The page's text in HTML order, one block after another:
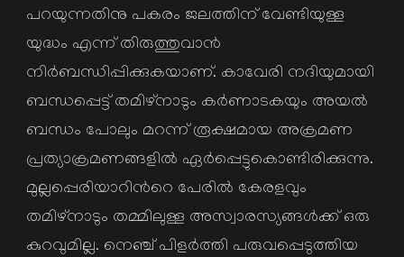
പറയുന്നതിനു പകരം ജലത്തിന് വേണ്ടിയുള്ള
യുദ്ധം എന്ന് തിരുത്തുവാന്‍
നിര്‍ബന്ധിപ്പിക്കുകയാണ്. കാവേരി നദിയുമായി
ബന്ധപ്പെട്ട് തമിഴ്നാടും കര്‍ണാടകയും അയല്‍
ബന്ധം പോലും മറന്ന് രൂക്ഷമായ അക്രമണ
പ്രത്യാക്രമണങ്ങളില്‍ ഏര്‍പ്പെട്ടുകൊണ്ടിരിക്കുന്നു.
മുല്ലപ്പെരിയാറിന്‍റെ പേരില്‍ കേരളവും
തമിഴ്നാടും തമ്മിലുള്ള അസ്വാരസ്യങ്ങള്‍ക്ക് ഒരു
കുറവുമില്ല. നെഞ്ച് പിളര്‍ത്തി പരുവപ്പെടുത്തിയ